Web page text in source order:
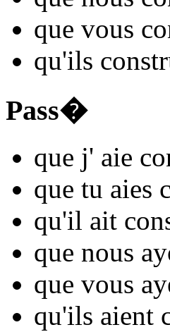
que vous
qu'ils
Pass�
que j' aie
que tu aies
qu'il ait
que nous
que vous
qu'ils aient